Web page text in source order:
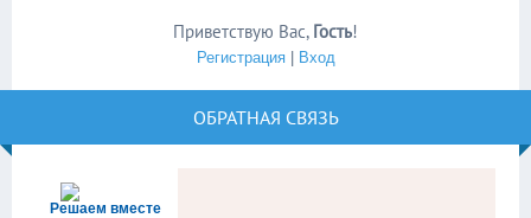
Приветствую Вас, Гость!
Регистрация| Вход
ОБРАТНАЯ СВЯЗЬ
Решаем вместе